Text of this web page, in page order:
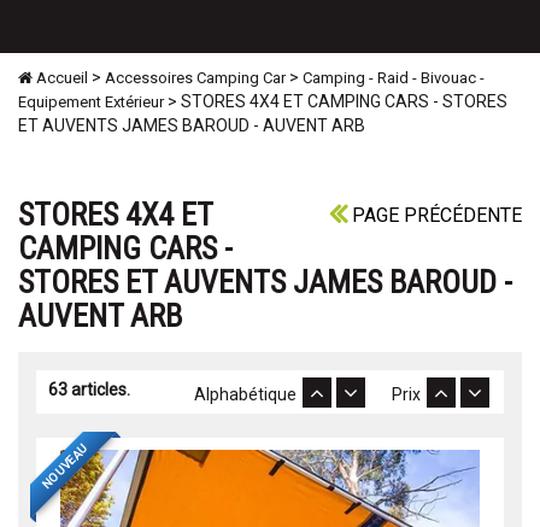
Accueil > Accessoires Camping Car> Camping - Raid - Bivouac -
Equipement Extérieur> STORES 4X4 ET CAMPING CARS - STORES
ET AUVENTS JAMES BAROUD - AUVENT ARB
PAGE PRÉCÉDENTE
STORES 4X4 ET
CAMPING CARS -
STORES ET AUVENTS JAMES BAROUD -
AUVENT ARB
63 articles. Prix
Alphabétique
NOUVEAU